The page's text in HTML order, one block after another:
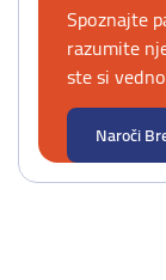
Spoznajte
razumite
ste si
Naroči